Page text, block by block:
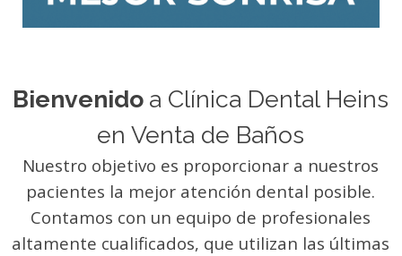
Bienvenido a Clínica Dental Heins
en Venta de Baños
Nuestro objetivo es proporcionar a nuestros
pacientes la mejor atención dental posible.
Contamos con un equipo de profesionales
altamente cualificados, que utilizan las últimas